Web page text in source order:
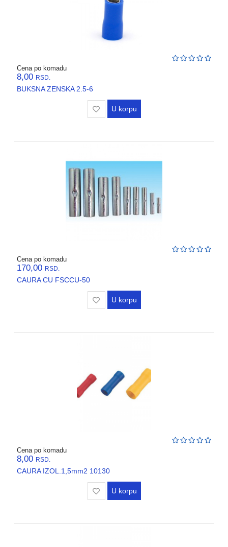
Cena po komadu
8,00 RSD.
BUKSNA ZENSKA 2.5-6
U korpu
Cena po komadu
170,00 RSD.
CAURA CU FSCCU-50
U korpu
Cena po komadu
8,00 RSD.
CAURA IZOL.1,5mm2 10130
U korpu